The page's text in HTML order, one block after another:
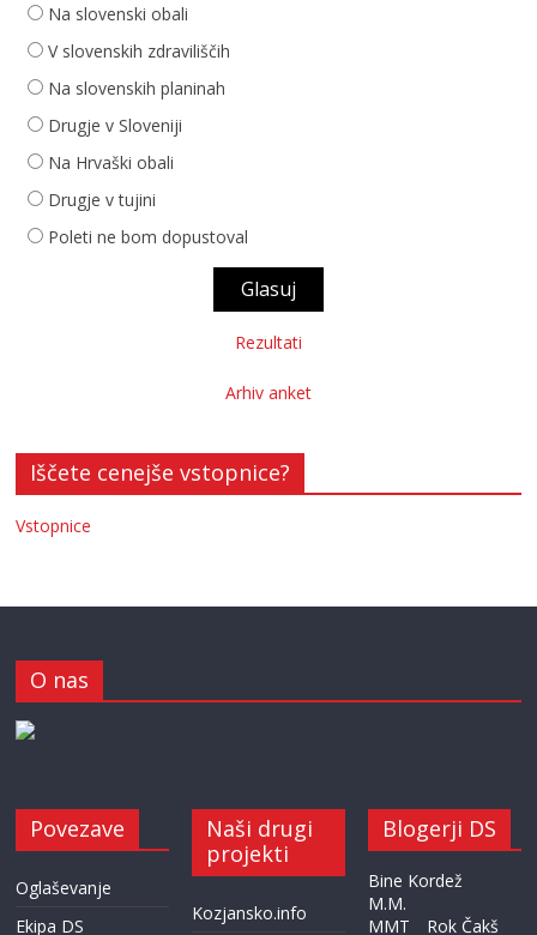
Na slovenski obali
V slovenskih zdraviliščih
Na slovenskih planinah
Drugje v Sloveniji
Na Hrvaški obali
Drugje v tujini
Poleti ne bom dopustoval
Rezultati
Arhiv anket
Iščete cenejše vstopnice?
Vstopnice
O nas
Povezave
Oglaševanje
Ekipa DS
Naši drugi
projekti
Kozjansko.info
Blogerji DS
Bine Kordež
M.M.
MMT
Rok Čakš